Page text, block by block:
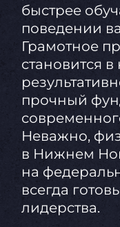
быстрее
поведении
Грамотное
становится
прочный
Неважно,
в Нижнем
на
всегда
лидерства.